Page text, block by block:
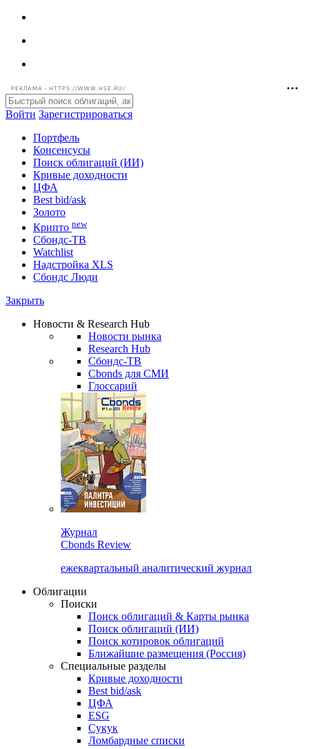
РЕКЛАМА • HTTPS://WWW.HSE.RU/
Войти Зарегистрироваться
Портфель
Консенсусы
Поиск облигаций (ИИ)
Кривые доходности
ЦФА
Best bid/ask
Золото
Крипто new
Watchlist
Сбондс Люди
Новости & Research Hub
Новости рынка
Research Hub
Сбондс-ТВ
Cbonds для СМИ
Глоссарий
Cbonds Review
ежеквартальный аналитический журнал
Облигации
Поиски
Поиск облигаций & Карты рынка
Поиск облигаций (ИИ)
Поиск котировок облигаций
Ближайшие размещения (Россия)
Специальные разделы
Кривые доходности
Best bid/ask